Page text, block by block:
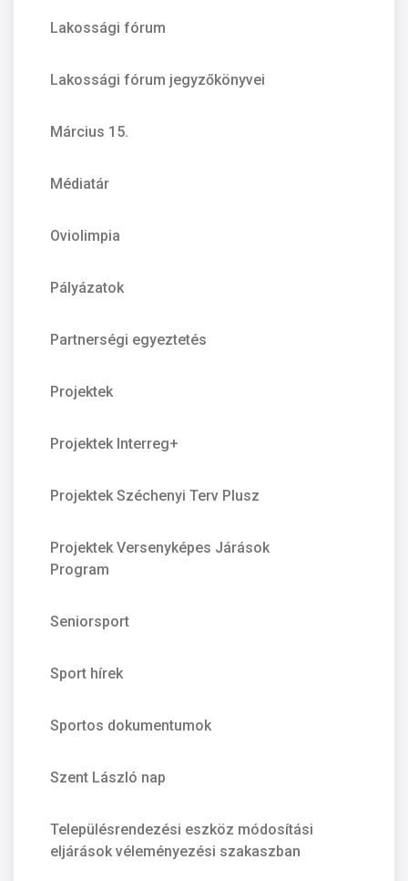
Lakossági fórum
Lakossági fórum jegyzőkönyvei
Március 15.
Médiatár
Oviolimpia
Pályázatok
Partnerségi egyeztetés
Projektek
Projektek Interreg+
Projektek Széchenyi Terv Plusz
Projektek Versenyképes Járások
Program
Seniorsport
Sport hírek
Sportos dokumentumok
Szent László nap
Településrendezési eszköz módosítási
eljárások véleményezési szakaszban